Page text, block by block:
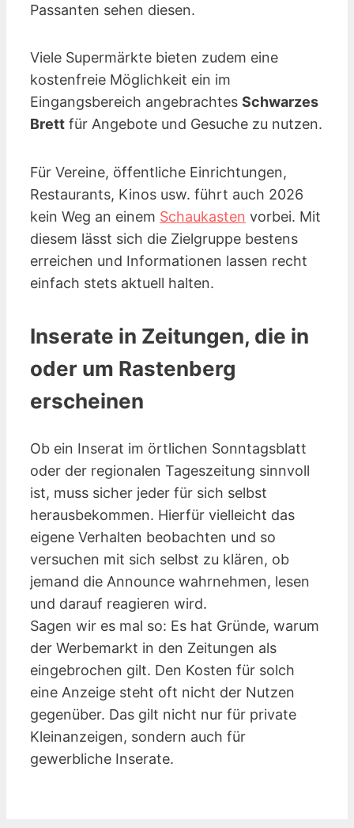
Passanten sehen diesen.
Viele Supermärkte bieten zudem eine
kostenfreie Möglichkeit ein im
Eingangsbereich angebrachtes Schwarzes
Brett für Angebote und Gesuche zu nutzen.
Für Vereine, öffentliche Einrichtungen,
Restaurants, Kinos usw. führt auch 2026
kein Weg an einem Schaukasten vorbei. Mit
diesem lässt sich die Zielgruppe bestens
erreichen und Informationen lassen recht
einfach stets aktuell halten.
Inserate in Zeitungen, die in
oder um Rastenberg
erscheinen
Ob ein Inserat im örtlichen Sonntagsblatt
oder der regionalen Tageszeitung sinnvoll
ist, muss sicher jeder für sich selbst
herausbekommen. Hierfür vielleicht das
eigene Verhalten beobachten und so
versuchen mit sich selbst zu klären, ob
jemand die Announce wahrnehmen, lesen
und darauf reagieren wird.
Sagen wir es mal so: Es hat Gründe, warum
der Werbemarkt in den Zeitungen als
eingebrochen gilt. Den Kosten für solch
eine Anzeige steht oft nicht der Nutzen
gegenüber. Das gilt nicht nur für private
Kleinanzeigen, sondern auch für
gewerbliche Inserate.